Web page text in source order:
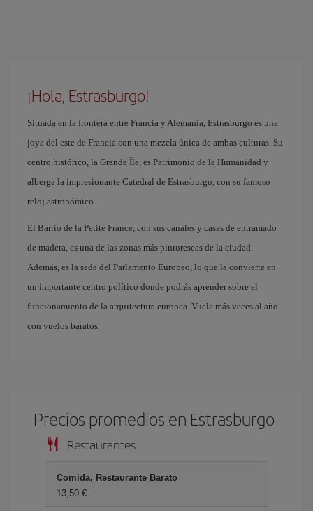
¡Hola, Estrasburgo!
Situada en la frontera entre Francia y Alemania, Estrasburgo es una
joya del este de Francia con una mezcla única de ambas culturas. Su
centro histórico, la Grande Île, es Patrimonio de la Humanidad y
alberga la impresionante Catedral de Estrasburgo, con su famoso
reloj astronómico.
El Barrio de la Petite France, con sus canales y casas de entramado
de madera, es una de las zonas más pintorescas de la ciudad.
Además, es la sede del Parlamento Europeo, lo que la convierte en
un importante centro político donde podrás aprender sobre el
funcionamiento de la arquitectura europea. Vuela más veces al año
con vuelos baratos.
Precios promedios en Estrasburgo
Restaurantes
Comida, Restaurante Barato
13,50 €